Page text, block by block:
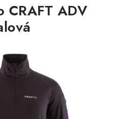
CRAFT ADV